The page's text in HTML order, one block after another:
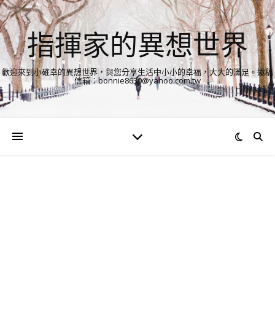
指揮家的異想世界
歡迎來到小確幸的異想世界，與您分享生活中小小的幸福，大大的滿足。邀稿
信箱：bonnie8630@yahoo.com.tw